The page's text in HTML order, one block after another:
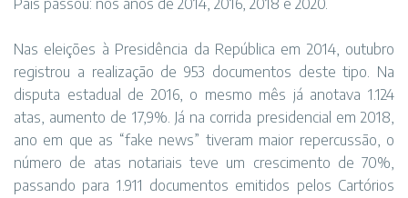
País passou: nos anos de 2014, 2016, 2018 e 2020.
Nas eleições à Presidência da República em 2014, outubro
registrou a realização de 953 documentos deste tipo. Na
disputa estadual de 2016, o mesmo mês já anotava 1.124
atas, aumento de 17,9%. Já na corrida presidencial em 2018,
ano em que as “fake news” tiveram maior repercussão, o
número de atas notariais teve um crescimento de 70%,
passando para 1.911 documentos emitidos pelos Cartórios